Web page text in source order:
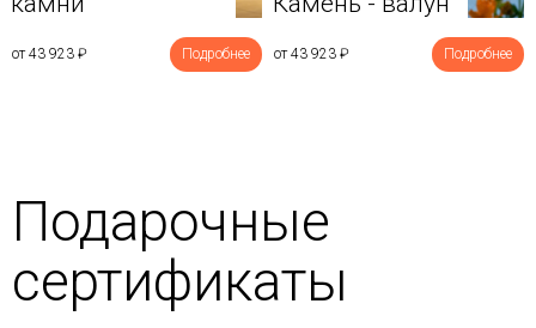
от 43 923 ₽ Подробнее от 43 923 ₽ Подробнее
Подарочные
сертификаты